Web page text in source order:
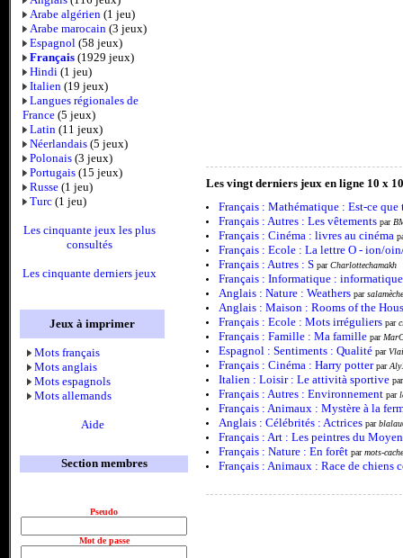
Arabe algérien (1 jeu)
Arabe marocain (3 jeux)
Espagnol (58 jeux)
Français (1929 jeux)
Hindi (1 jeu)
Italien (19 jeux)
Langues régionales de
France (5 jeux)
Latin (11 jeux)
Néerlandais (5 jeux)
Polonais (3 jeux)
Portugais (15 jeux)
Russe (1 jeu)
Turc (1 jeu)
Les cinquante jeux les plus
consultés
Les cinquante derniers jeux
Jeux à imprimer
Mots français
Mots anglais
Mots espagnols
Mots allemands
Aide
Section membres
Pseudo
Mot de passe
Les vingt derniers jeux en ligne 10 x
Français : Mathématique : Est-ce que
Français : Autres : Les vêtements par
Français : Cinéma : livres au cinéma
Français : Ecole : La lettre O - ion/
Français : Autres : S parCharlottechamakh
Français : Informatique : informatique
Anglais : Nature : Weathers parsalamèche
Anglais : Maison : Rooms of the
Français : Ecole : Mots irréguliers par
Français : Famille : Ma famille par
Espagnol : Sentiments : Qualité par
Français : Cinéma : Harry potterpar
Italien : Loisir : Le attività sportive
Français : Autres : Environnement par
Français : Animaux : Mystère à la
Anglais : Célébrités : Actrices par
Français : Art : Les peintres du
Français : Nature : En forêt parmots-
Français : Animaux : Race de chiens